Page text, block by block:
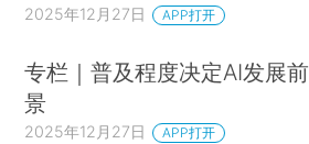
2025年12月27日 APP打开
专栏｜普及程度决定AI发展前
景
2025年12月27日 APP打开